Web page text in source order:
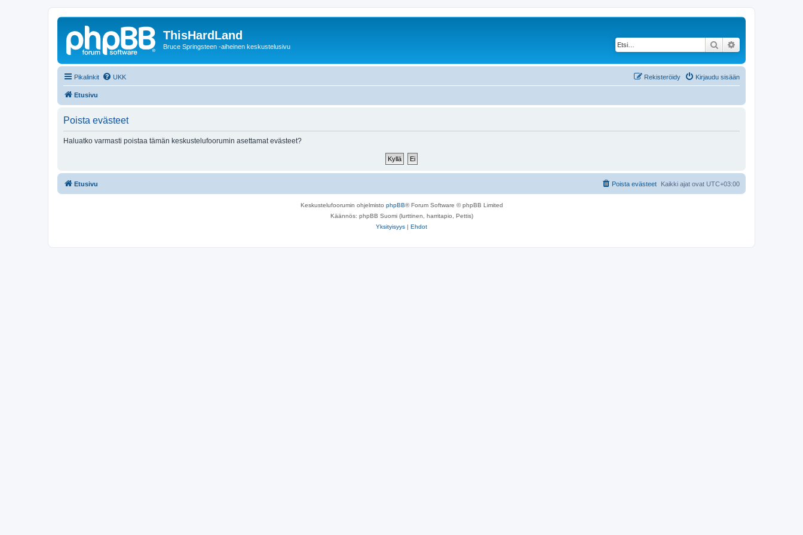
ThisHardLand
Bruce Springsteen -aiheinen keskustelusivu Etsi
Pikalinkit UKK Kirjaudu sisään
Rekisteröidy
Etusivu
Poista evästeet
Haluatko varmasti poistaa tämän keskustelufoorumin asettamat evästeet?
Etusivu Kaikki ajat ovat UTC+03:00
Poista evästeet
Keskustelufoorumin ohjelmisto phpBB® Forum Software © phpBB Limited
Käännös: phpBB Suomi (lurttinen, harritapio, Pettis)
Yksityisyys | Ehdot